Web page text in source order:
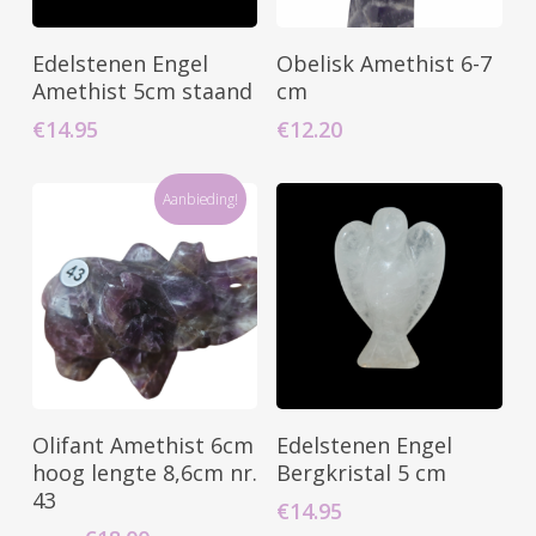
Toevoegen Aan
Winkelwagen
Edelstenen Engel
Amethist 5cm staand
€14.95
Toevoegen Aan
Obelisk Amethist 6-7
cm
€12.20
Aanbieding!
Toevoegen Aan
Winkelwagen
Olifant Amethist 6cm
hoog lengte 8,6cm nr.
43
Toevoegen Aan
Winkelwagen
Edelstenen Engel
Bergkristal 5 cm
€14.95